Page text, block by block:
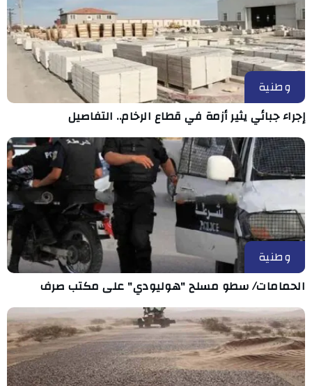
وطنية
إجراء جبائي يثير أزمة في قطاع الرخام.. التفاصيل
وطنية
الحمامات/ سطو مسلح "هوليودي" على مكتب صرف